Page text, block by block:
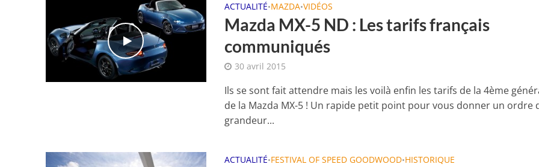
ACTUALITÉ•MAZDA•VIDÉOS
Mazda MX-5 ND : Les tarifs français
communiqués
30 avril 2015
Ils se sont fait attendre mais les voilà enfin les tarifs de la 4ème
de la Mazda MX-5 ! Un rapide petit point pour vous donner un ordre
grandeur...
ACTUALITÉ•FESTIVAL OF SPEED GOODWOOD•HISTORIQUE